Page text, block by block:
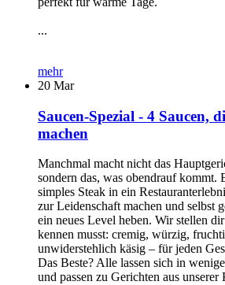
...
mehr
20 Mar
Saucen-Spezial - 4 Saucen,
machen
Manchmal macht nicht das
sondern das, was obendrauf kommt.
simples Steak in ein
zur Leidenschaft machen und selbst
ein neues Level heben. Wir stellen
kennen musst: cremig, würzig,
unwiderstehlich käsig – für jeden
Das Beste? Alle lassen sich in
und passen zu Gerichten aus unserer